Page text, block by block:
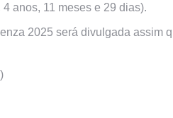
anos, 11 meses e 29 dias).
2025 será divulgada assim